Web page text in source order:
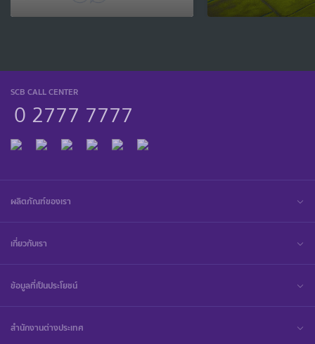
SCB CALL CENTER
0 2777 7777
ผลิตภัณฑ์ของเรา
เกี่ยวกับเรา
ข้อมูลที่เป็นประโยชน์
สำนักงานต่างประเทศ